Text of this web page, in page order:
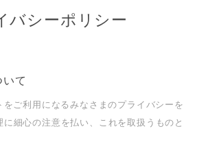
バシーポリシー
て
ご利用になるみなさまのプライバシーを
細心の注意を払い、これを取扱うものと